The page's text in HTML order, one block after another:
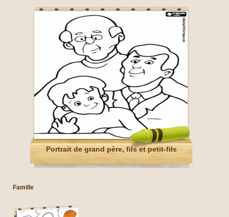
Portrait de grand père, fils et petit-fils
Famille